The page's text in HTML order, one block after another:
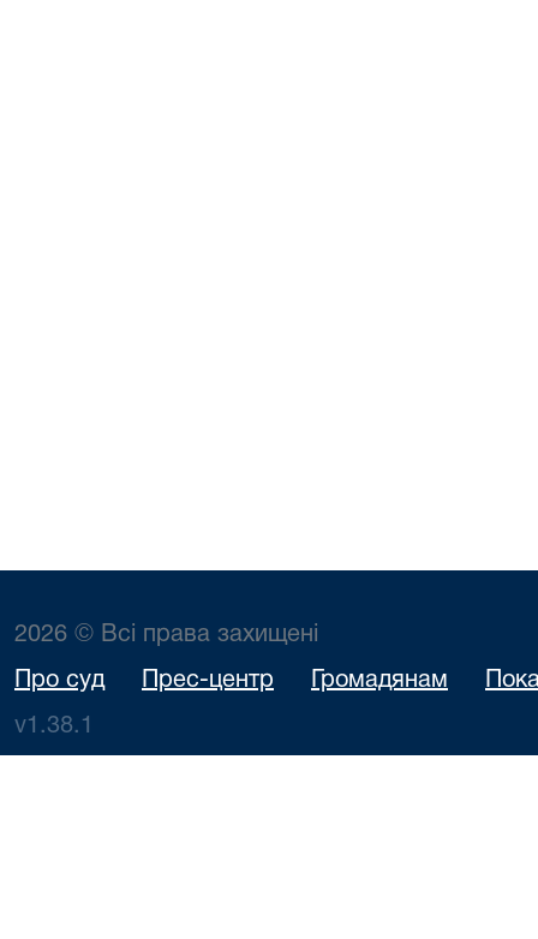
2026 © Всі права захищені
Про суд Прес-центр Громадянам
v1.38.1